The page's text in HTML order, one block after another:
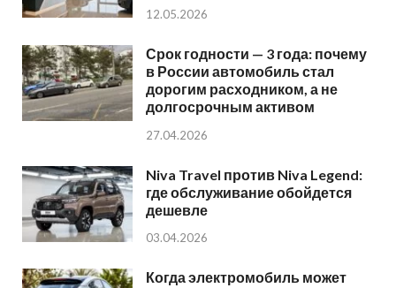
12.05.2026
Срок годности — 3 года: почему
в России автомобиль стал
дорогим расходником, а не
долгосрочным активом
27.04.2026
Niva Travel против Niva Legend:
где обслуживание обойдется
дешевле
03.04.2026
Когда электромобиль может